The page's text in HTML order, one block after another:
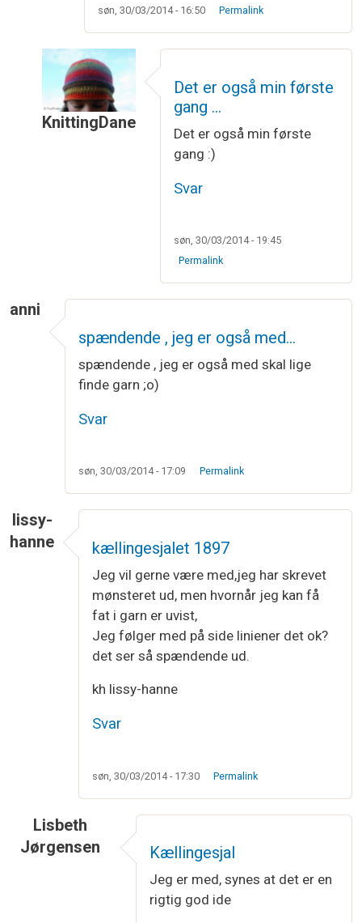
søn, 30/03/2014 - 16:50 Permalink
KnittingDane
Jeg vil rigtig gerne være…af
Det er også min første
gang …
Det er også min første
gang :)
Svar
søn, 30/03/2014 - 19:45
Permalink
anni
spændende , jeg er også med…
spændende , jeg er også med skal lige
finde garn ;o)
Svar
søn, 30/03/2014 - 17:09 Permalink
lissy-
hanne
kællingesjalet 1897
Jeg vil gerne være med,jeg har skrevet
mønsteret ud, men hvornår jeg kan få
fat i garn er uvist,
Jeg følger med på side liniener det ok?
det ser så spændende ud.
kh lissy-hanne
Svar
søn, 30/03/2014 - 17:30 Permalink
Lisbeth
Jørgensen
Kællingesjal
Jeg er med, synes at det er en
rigtig god ide